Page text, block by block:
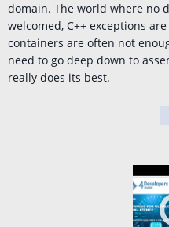
domain. The world where no
welcomed, C++ exceptions
containers are often not
need to go deep down to
really does its best.